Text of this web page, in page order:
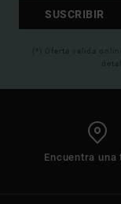
SUSCRIBIR
(*) Oferta valida
Encuentra una